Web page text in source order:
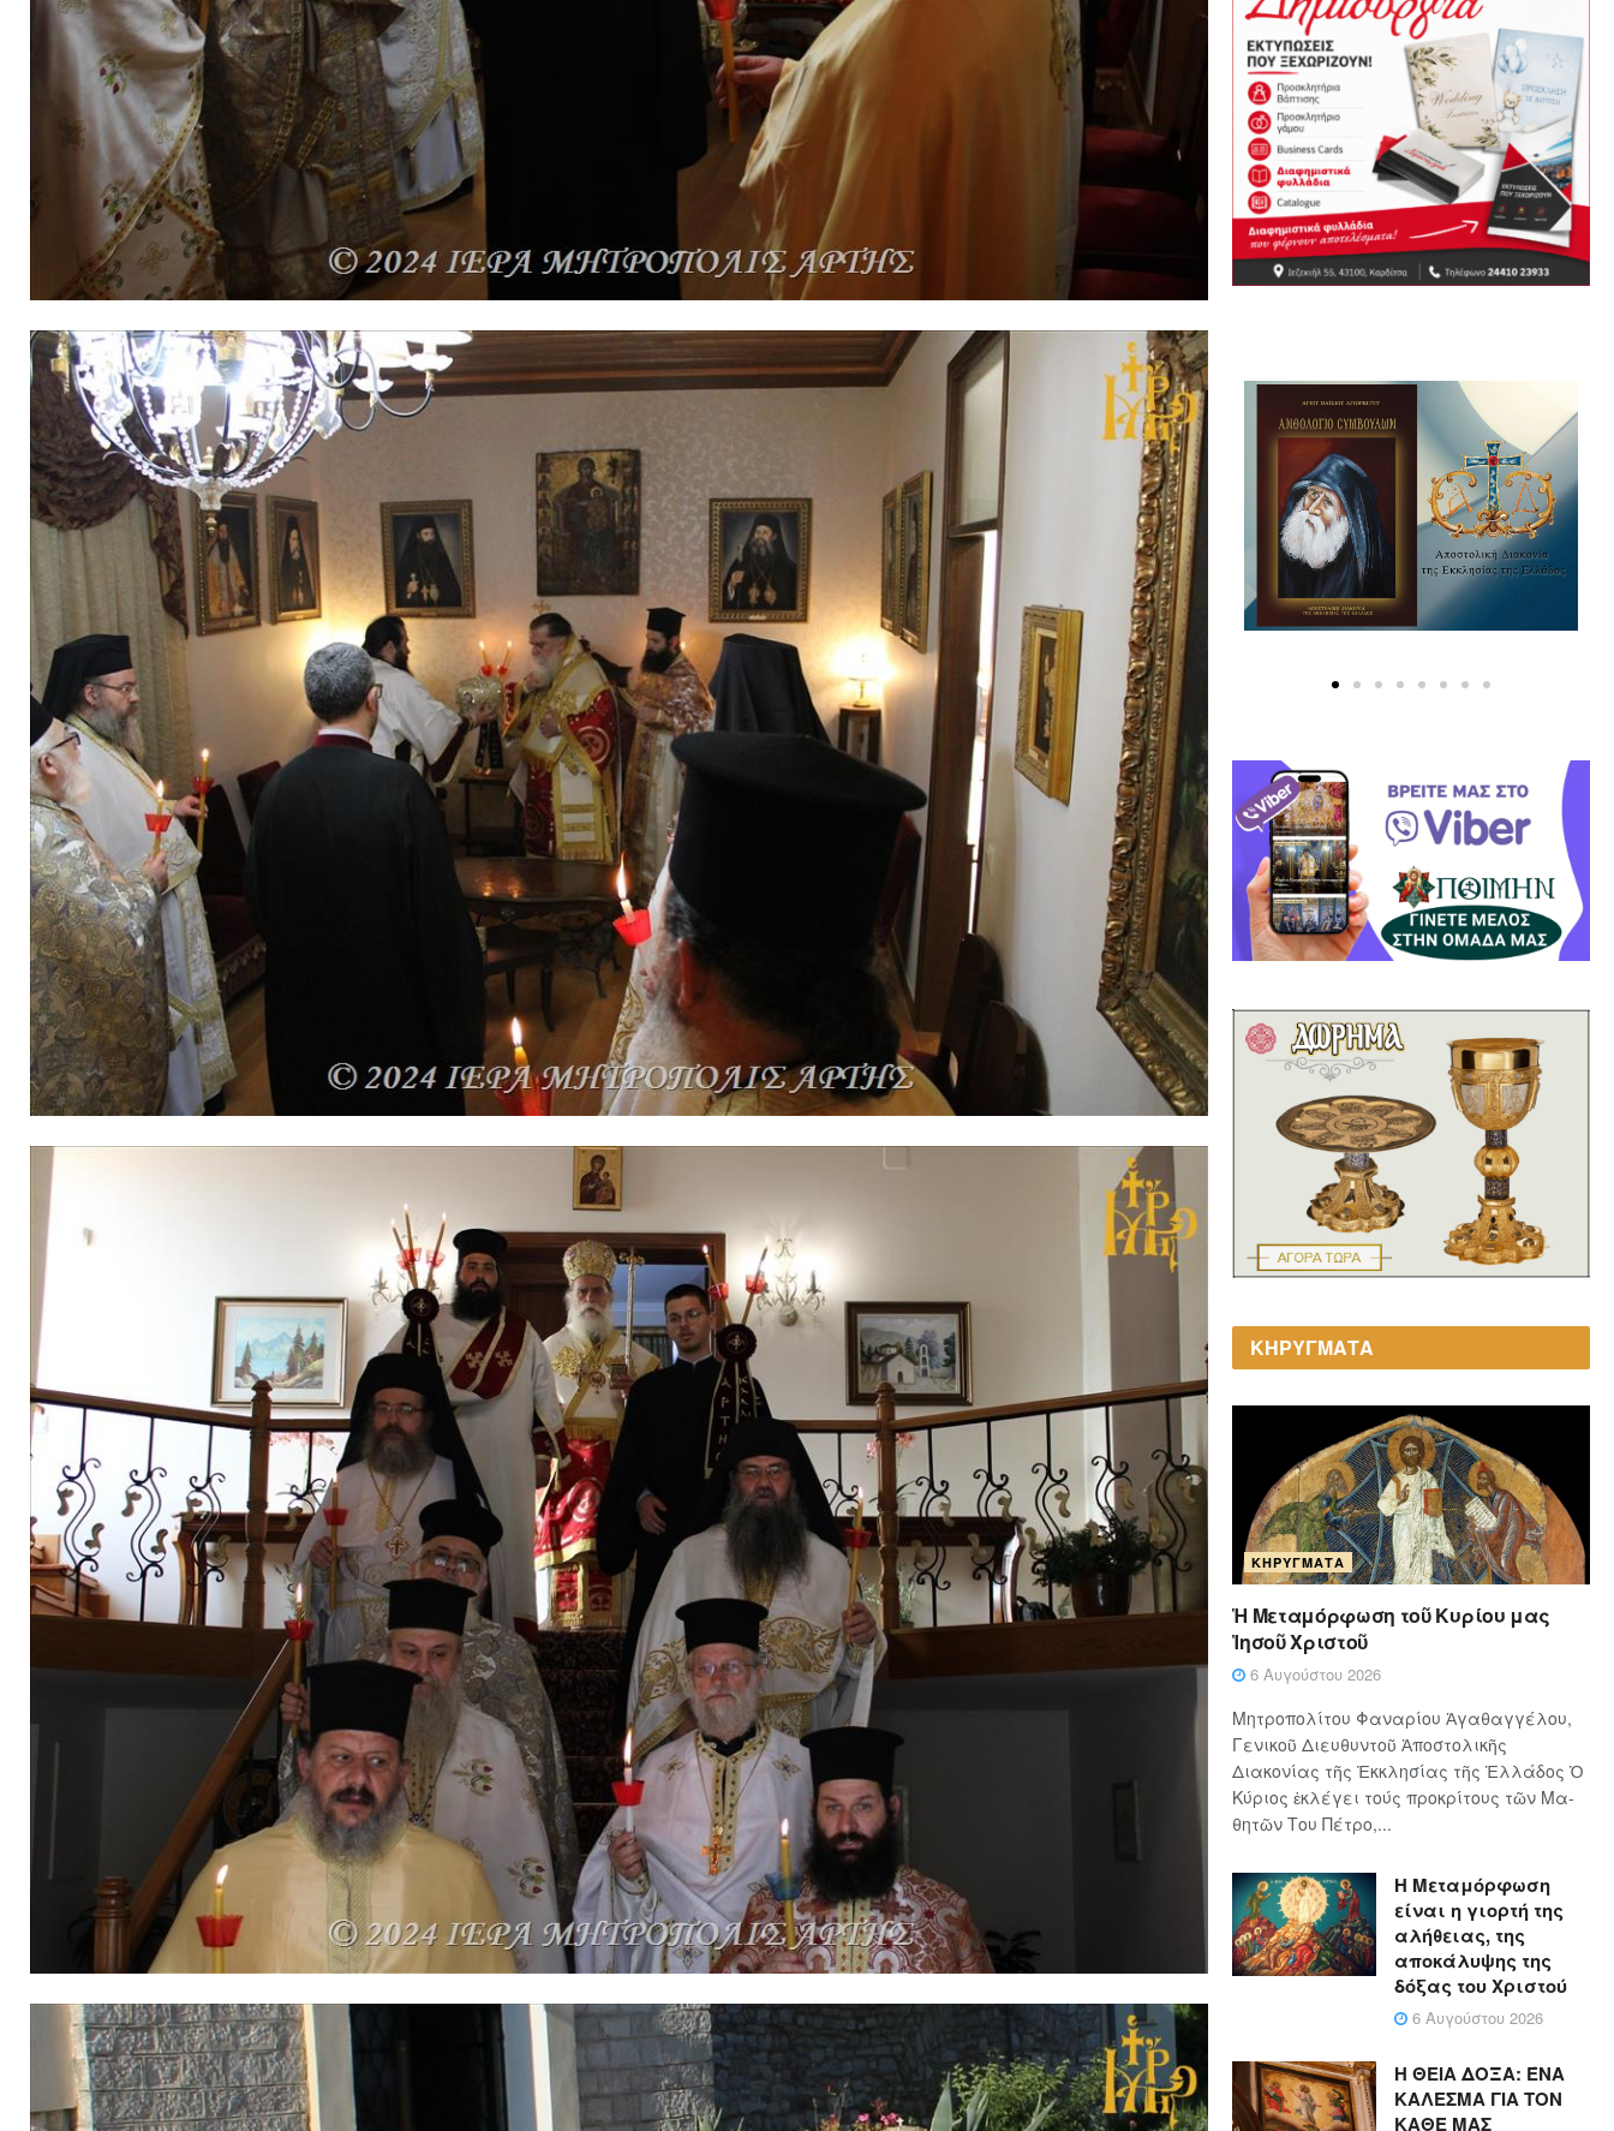
ΚΗΡΥΓΜΑΤΑ
ΚΗΡΎΓΜΑΤΑ
Ἡ Μεταμόρφωση τοῦ Κυρίου μας
Ἰησοῦ Χριστοῦ
6 Αυγούστου 2026
Μητροπολίτου Φαναρίου Ἀγαθαγγέλου,
Γενικοῦ Διευθυντοῦ Ἀποστολικῆς
Διακονίας τῆς Ἐκκλησίας τῆς Ἑλλάδος Ὁ
Κύ­ρι­ος ἐκλέγει τούς προ­κρί­τους τῶν Μα­
θη­τῶν Του Πέ­τρο,...
Η Μεταμόρφωση
είναι η γιορτή της
αλήθειας, της
αποκάλυψης της
δόξας του Χριστού
6 Αυγούστου 2026
Η ΘΕΙΑ ΔΟΞΑ: ΈΝΑ
ΚΑΛΕΣΜΑ ΓΙΑ ΤΟΝ
ΚΑΘΕ ΜΑΣ